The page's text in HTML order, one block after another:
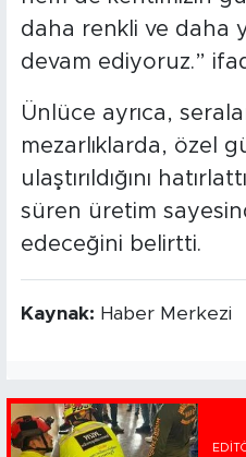
daha renkli ve daha
devam ediyoruz.”
Ünlüce ayrıca,
mezarlıklarda, özel
ulaştırıldığını
süren üretim
edeceğini belirtti.
Kaynak: Haber Merkezi